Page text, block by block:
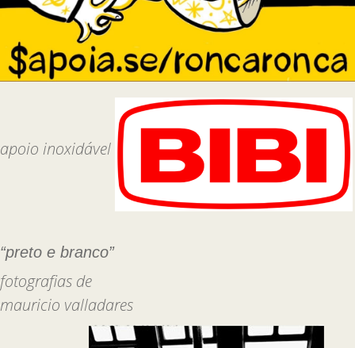
apoio inoxidável
“preto e branco”
fotografias de
mauricio valladares